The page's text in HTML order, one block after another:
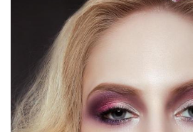
Blogerek
Konkursy
Recenzje